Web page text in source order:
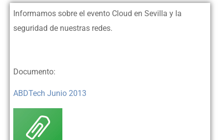
Informamos sobre el evento Cloud en Sevilla y la
seguridad de nuestras redes.
Documento:
ABDTech Junio 2013